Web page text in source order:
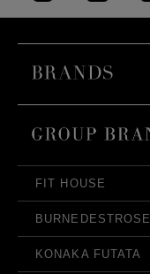
FIT HOUSE
BURNEDESTROSE
KONAKA FUTATA